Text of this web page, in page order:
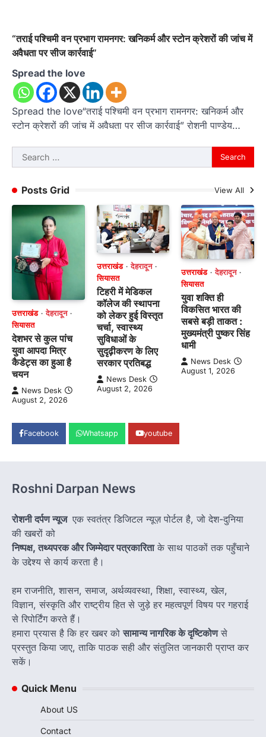
“तराई पश्चिमी वन प्रभाग रामनगर: खनिकर्म और स्टोन क्रेशरों की जांच में
अवैधता पर सीज कार्रवाई”
Spread the love
Spread the love“तराई पश्चिमी वन प्रभाग रामनगर: खनिकर्म और
स्टोन क्रेशरों की जांच में अवैधता पर सीज कार्रवाई” रोशनी पाण्डेय…
Search
for:
Posts Grid
View All
उत्तराखंड
देहरादून
सियासत
देशभर से कुल पांच
युवा आपदा मित्र
कैडेट्स का हुआ है
चयन
News Desk
August 2, 2026
उत्तराखंड
देहरादून
सियासत
टिहरी में मेडिकल
कॉलेज की स्थापना
को लेकर हुई विस्तृत
चर्चा, स्वास्थ्य
सुविधाओं के
सुदृढ़ीकरण के लिए
सरकार प्रतिबद्ध
News Desk
August 2, 2026
उत्तराखंड
देहरादून
सियासत
युवा शक्ति ही
विकसित भारत की
सबसे बड़ी ताकत :
मुख्यमंत्री पुष्कर सिंह
धामी
News Desk
August 1, 2026
Facebook Whatsapp youtube
Roshni Darpan News
रोशनी दर्पण न्यूज एक स्वतंत्र डिजिटल न्यूज़ पोर्टल है, जो देश-दुनिया
की खबरों को
निष्पक्ष, तथ्यपरक और जिम्मेदार पत्रकारिताके साथ पाठकों तक पहुँचाने
के उद्देश्य से कार्य करता है।
हम राजनीति, शासन, समाज, अर्थव्यवस्था, शिक्षा, स्वास्थ्य, खेल,
विज्ञान, संस्कृति और राष्ट्रीय हित से जुड़े हर महत्वपूर्ण विषय पर गहराई
से रिपोर्टिंग करते हैं।
हमारा प्रयास है कि हर खबर कोसामान्य नागरिक के दृष्टिकोणसे
प्रस्तुत किया जाए, ताकि पाठक सही और संतुलित जानकारी प्राप्त कर
सकें।
Quick Menu
About US
Contact